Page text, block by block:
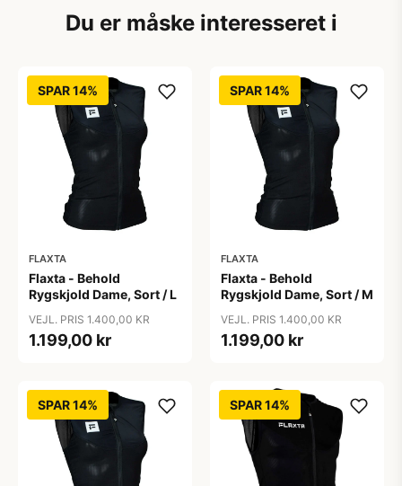
Du er måske interesseret i
SPAR 14%
FLAXTA
Flaxta - Behold
Rygskjold Dame, Sort / L
VEJL. PRIS 1.400,00 KR
1.199,00 kr
SPAR 14%
FLAXTA
Flaxta - Behold
Rygskjold Dame, Sort / M
VEJL. PRIS 1.400,00 KR
1.199,00 kr
SPAR 14% SPAR 14%